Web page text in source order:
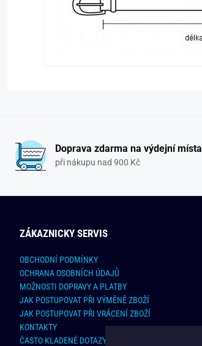
Doprava zdarma na výdejní místa
při nákupu nad 900 Kč
ZÁKAZNICKY SERVIS
OBCHODNÍ PODMÍNKY
OCHRANA OSOBNÍCH ÚDAJŮ
MOŽNOSTI DOPRAVY A PLATBY
JAK POSTUPOVAT PŘI VÝMĚNĚ ZBOŽÍ
JAK POSTUPOVAT PŘI VRÁCENÍ ZBOŽÍ
KONTAKTY
ČASTO KLADENÉ DOTAZY